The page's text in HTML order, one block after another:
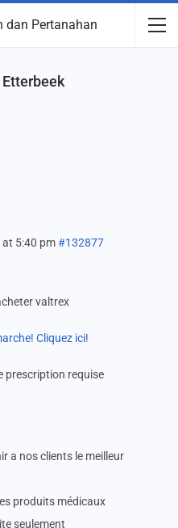
dan Pertanahan
5:40 pm#132877
valtrex
Cliquez ici!
prescription requise
a nos clients le meilleur
produits médicaux
seulement